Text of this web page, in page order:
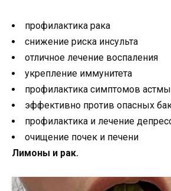
профилактика рака
снижение риска инсульта
отличное лечение воспаления
укрепление иммунитета
профилактика симптомов астмы
эффективно против опасных
профилактика и лечение
очищение почек и печени
Лимоны и рак.